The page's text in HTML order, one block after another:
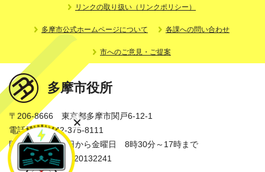
リンクの取り扱い（リンクポリシー）
多摩市公式ホームページについて 各課への問い合わせ
市へのご意見・ご提案
多摩市役所
〒206-8666 東京都多摩市関戸6-12-1
電話番号：042-375-8111
開庁時間：月曜日から金曜日 8時30分～17時まで
法人番号：3000020132241